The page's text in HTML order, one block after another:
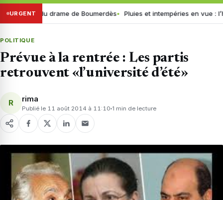
URGENT
du drame de Boumerdès Pluies et intempéries en vue :
POLITIQUE
Prévue à la rentrée : Les partis
retrouvent «l’université d’été»
R rima
Publié le 11 août 2014 à 11:10 1 min de lecture